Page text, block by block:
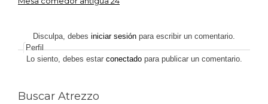
Navegación
de
entradas
Disculpa, debes iniciar sesión para escribir un comentario.
Perfil
Lo siento, debes estar conectadopara publicar un comentario.
Buscar Atrezzo